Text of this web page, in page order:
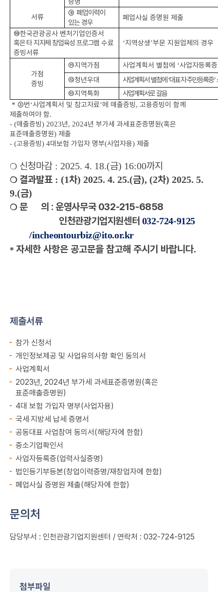
서류
⑨ 폐업이력이
있는 경우
폐업사실 증명원 제출
⑩한국관광공사 벤처기업인증서
혹은 타 지자체 창업육성 프로그램 수료
증빙서류
‘지역상생’부문 지원업체의 경우
가점
증빙
⑪지역가점 사업계획서 별첨에 ‘사업자등록증
⑫청년우대 사업계획서 별첨에‘대표자 주민등록증’
⑬지역특화 사업계획서로 갈음
* ③번‘사업계획서 및 참고자료’에 매출증빙, 고용증빙이 함께
제출하여야 함.
- (매출증빙) 2023년, 2024년 부가세 과세표준증명원(혹은
표준매출증명원) 제출
- (고용증빙) 4대보험 가입자 명부(사업자용) 제출
❍ 신청마감 : 2025. 4. 18.(금) 16:00까지
❍ 결과발표 : (1차) 2025. 4. 25.(금), (2차) 2025. 5.
9.(금)
❍ 문 의 : 운영사무국 032-215-6858
인천관광기업지원센터 032-724-9125
/incheontourbiz@ito.or.kr
* 자세한 사항은 공고문을 참고해 주시기 바랍니다.
제출서류
참가 신청서
개인정보제공 및 사업유의사항 확인 동의서
사업계획서
2023년, 2024년 부가세 과세표준증명원(혹은
표준매출증명원)
4대 보험 가입자 명부(사업자용)
국세‧지방세 납세 증명서
공동대표 사업참여 동의서(해당자에 한함)
중소기업확인서
사업자등록증(업력사실증명)
법인등기부등본(창업이력증명/재창업자에 한함)
폐업사실 증명원 제출(해당자에 한함)
문의처
담당부서 : 인천관광기업지원센터 / 연락처 : 032-724-9125
첨부파일